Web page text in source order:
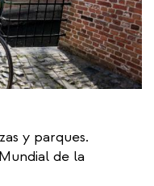
y parques.
de la